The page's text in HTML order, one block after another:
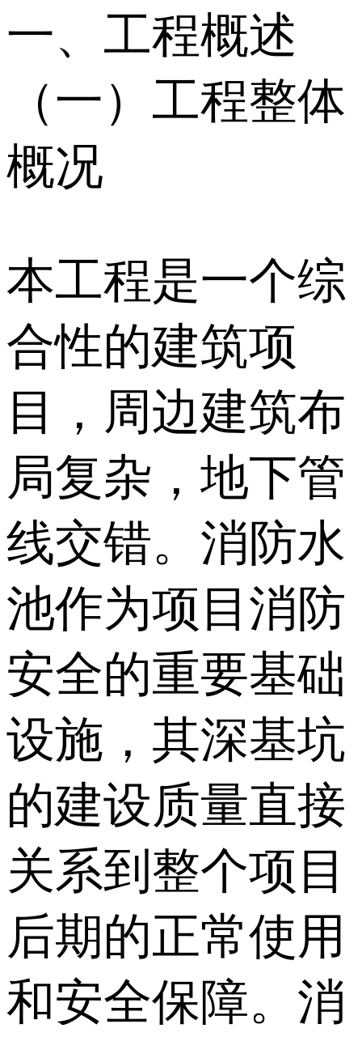
一、工程概述
（一）工程整体
概况
本工程是一个综
合性的建筑项
目，周边建筑布
局复杂，地下管
线交错。消防水
池作为项目消防
安全的重要基础
设施，其深基坑
的建设质量直接
关系到整个项目
后期的正常使用
和安全保障。消